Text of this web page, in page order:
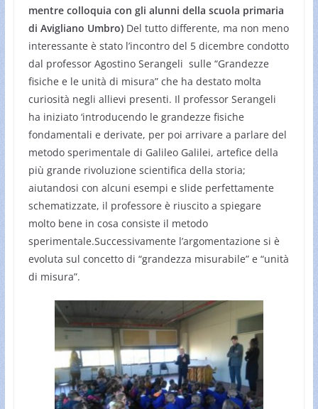
mentre colloquia con gli alunni della scuola primaria
di Avigliano Umbro)Del tutto differente, ma non meno
interessante è stato l’incontro del 5 dicembre condotto
dal professor Agostino Serangeli sulle “Grandezze
fisiche e le unità di misura” che ha destato molta
curiosità negli allievi presenti. Il professor Serangeli
ha iniziato ‘introducendo le grandezze fisiche
fondamentali e derivate, per poi arrivare a parlare del
metodo sperimentale di Galileo Galilei, artefice della
più grande rivoluzione scientifica della storia;
aiutandosi con alcuni esempi e slide perfettamente
schematizzate, il professore è riuscito a spiegare
molto bene in cosa consiste il metodo
sperimentale.Successivamente l’argomentazione si è
evoluta sul concetto di “grandezza misurabile” e “unità
di misura”.